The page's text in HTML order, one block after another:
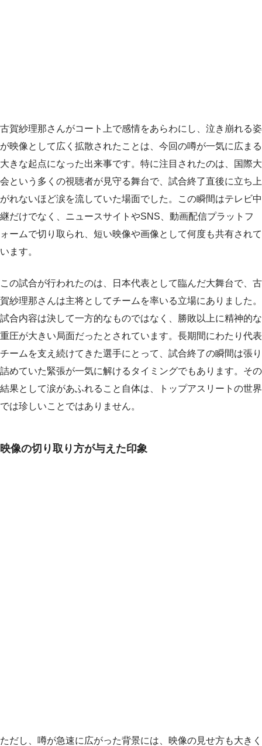
古賀紗理那さんがコート上で感情をあらわにし、泣き崩れる姿
が映像として広く拡散されたことは、今回の噂が一気に広まる
大きな起点になった出来事です。特に注目されたのは、国際大
会という多くの視聴者が見守る舞台で、試合終了直後に立ち上
がれないほど涙を流していた場面でした。この瞬間はテレビ中
継だけでなく、ニュースサイトやSNS、動画配信プラットフ
ォームで切り取られ、短い映像や画像として何度も共有されて
います。
この試合が行われたのは、日本代表として臨んだ大舞台で、古
賀紗理那さんは主将としてチームを率いる立場にありました。
試合内容は決して一方的なものではなく、勝敗以上に精神的な
重圧が大きい局面だったとされています。長期間にわたり代表
チームを支え続けてきた選手にとって、試合終了の瞬間は張り
詰めていた緊張が一気に解けるタイミングでもあります。その
結果として涙があふれること自体は、トップアスリートの世界
では珍しいことではありません。
映像の切り取り方が与えた印象
ただし、噂が急速に広がった背景には、映像の見せ方も大きく